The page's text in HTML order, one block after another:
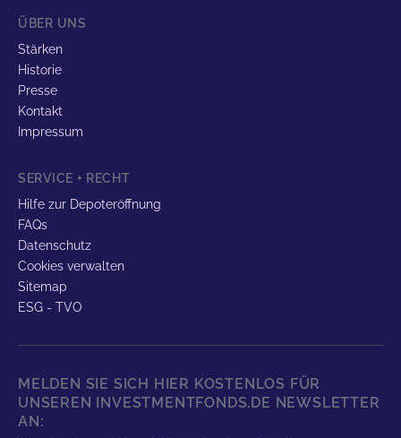
ÜBER UNS
Stärken
Historie
Presse
Kontakt
Impressum
SERVICE + RECHT
Hilfe zur Depoteröffnung
FAQs
Datenschutz
Cookies verwalten
Sitemap
ESG - TVO
MELDEN SIE SICH HIER KOSTENLOS FÜR
UNSEREN INVESTMENTFONDS.DE NEWSLETTER
AN: